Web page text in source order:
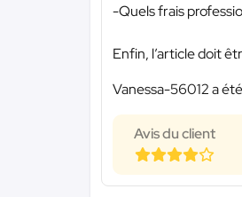
-Quels frais
Enfin, l’article doit
Vanessa-56012 a
Avis du client